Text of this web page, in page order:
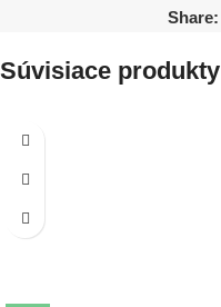
Share:
Súvisiace produkty